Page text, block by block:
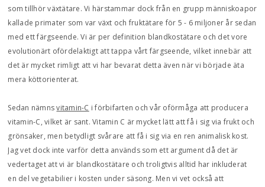
som tillhör växtätare. Vi härstammar dock från en grupp människoapor
kallade primater som var växt och fruktätare för 5 - 6 miljoner år sedan
med ett färgseende. Vi är per definition blandkostätare och det vore
evolutionärt ofördelaktigt att tappa vårt färgseende, vilket innebär att
det är mycket rimligt att vi har bevarat detta även när vi började äta
mera köttorienterat.
Sedan nämnsvitamin-C i förbifarten och vår oförmåga att producera
vitamin-C, vilket är sant. Vitamin C är mycket lätt att få i sig via frukt och
grönsaker, men betydligt svårare att få i sig via en ren animalisk kost.
Jag vet dock inte varför detta används som ett argument då det är
vedertaget att vi är blandkostätare och troligtvis alltid har inkluderat
en del vegetabilier i kosten under säsong. Men vi vet också att